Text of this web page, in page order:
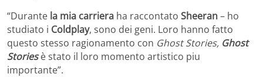
“Durante la mia carriera ha raccontato Sheeran– ho
studiato i Coldplay, sono dei geni. Loro hanno fatto
questo stesso ragionamento con Ghost Stories, Ghost
Storiesè stato il loro momento artistico piu
importante”.